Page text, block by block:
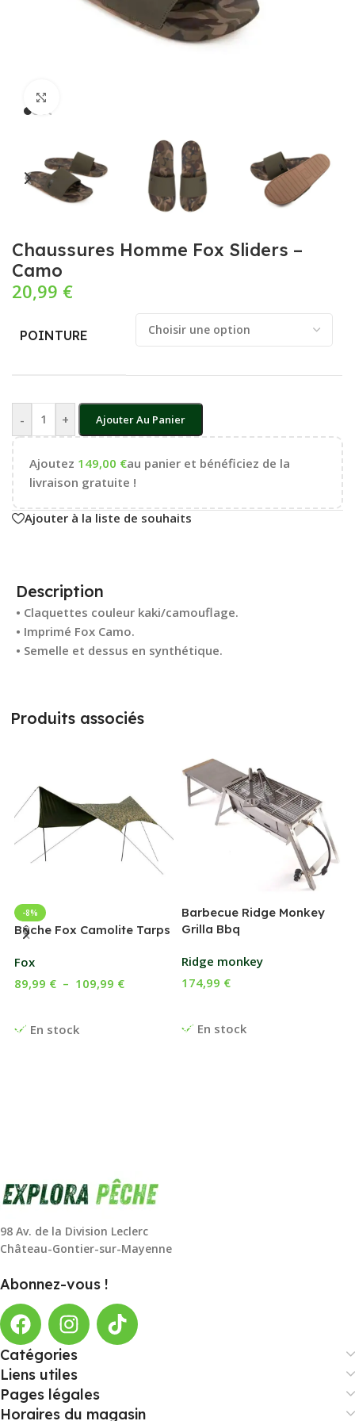
Chaussures Homme Fox Sliders –
Camo
20,99 €
POINTURE
- + Ajouter Au Panier
Ajoutez 149,00 €au panier et bénéficiez de la
livraison gratuite !
Ajouter à la liste de souhaits
Description
• Claquettes couleur kaki/camouflage.
• Imprimé Fox Camo.
• Semelle et dessus en synthétique.
Produits associés
-8%
Bâche Fox Camolite Tarps
Fox
En stock
89,99 € – 109,99 €
Barbecue Ridge Monkey
Grilla Bbq
Ridge monkey
En stock
174,99 €
98 Av. de la Division Leclerc
Château-Gontier-sur-Mayenne
Abonnez-vous !
Catégories
Liens utiles
Pages légales
Horaires du magasin